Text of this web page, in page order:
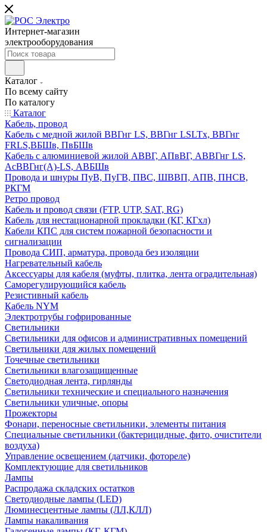
Интернет-магазин
электрооборудования
Каталог
По всему сайту
По каталогу
Каталог
Кабель, провод
Кабель с медной жилой ВВГнг LS, ВВГнг LSLTx, ВВГнг
FRLS,ВБШв, ПвБШв
Кабель с алюминиевой жилой АВВГ, АПвВГ, АВВГнг LS,
АсВВГнг(А)-LS, АВБШв
Провода и шнуры ПуВ, ПуГВ, ПВС, ШВВП, АПВ, ПНСВ,
РКГМ
Ретро провод
Кабель и провод связи (FTP, UTP, SAT, RG)
Кабель для нестационарной прокладки (КГ, КГхл)
Кабели КПС для систем пожарной безопасности и
сигнализации
Провода СИП, арматура, провода без изоляции
Нагревательный кабель
Аксессуары для кабеля (муфты, плитка, лента оградительная)
Саморегулирующийся кабель
Резистивный кабель
Кабель NYM
Электротрубы гофрированные
Светильники
Светильники для офисов и административных помещений
Светильники для жилых помещений
Точечные светильники
Светильники влагозащищенные
Светодиодная лента, гирлянды
Светильники технические и специального назначения
Светильники уличные, опоры
Прожекторы
Фонари, переносные светильники, элементы питания
Специальные светильники (бактерицидные, фито, очистители
воздуха)
Управление освещением (датчики, фотореле)
Комплектующие для светильников
Лампы
Распродажа складских остатков
Светодиодные лампы (LED)
Люминесцентные лампы (ЛЛ,КЛЛ)
Лампы накаливания